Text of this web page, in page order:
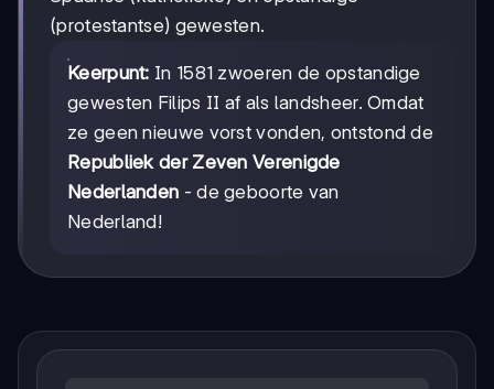
(protestantse) gewesten.
Keerpunt: In 1581 zwoeren de opstandige
gewesten Filips II af als landsheer. Omdat
ze geen nieuwe vorst vonden, ontstond de
Republiek der Zeven Verenigde
Nederlanden - de geboorte van
Nederland!